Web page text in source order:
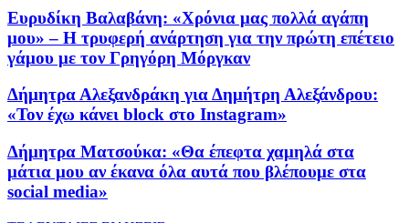
Ευρυδίκη Βαλαβάνη: «Χρόνια μας πολλά αγάπη
μου» – Η τρυφερή ανάρτηση για την πρώτη επέτειο
γάμου με τον Γρηγόρη Μόργκαν
Δήμητρα Αλεξανδράκη για Δημήτρη Αλεξάνδρου:
«Τον έχω κάνει block στο Instagram»
Δήμητρα Ματσούκα: «Θα έπεφτα χαμηλά στα
μάτια μου αν έκανα όλα αυτά που βλέπουμε στα
social media»